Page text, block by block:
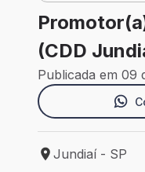
(CDD
Publicada em 09
Local de
Jundiaí - SP